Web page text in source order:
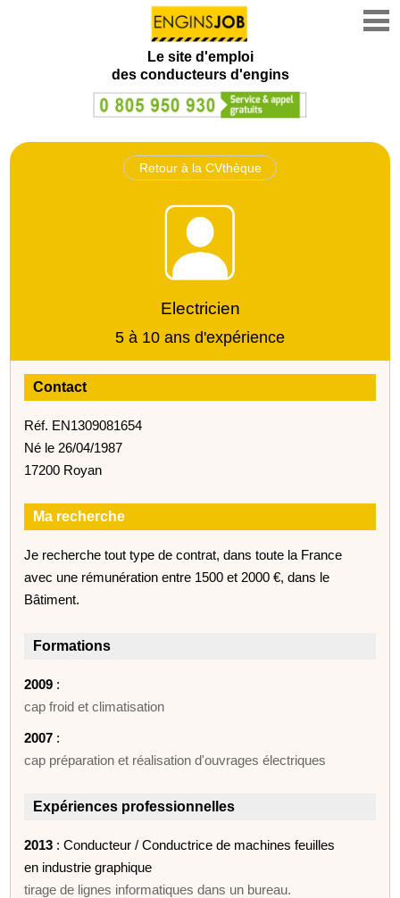
Le site d'emploi
des conducteurs d'engins
Retour à la CVthèque
Electricien
5 à 10 ans d'expérience
Contact
Réf. EN1309081654
Né le 26/04/1987
17200 Royan
Ma recherche
Je recherche tout type de contrat, dans toute la France
avec une rémunération entre 1500 et 2000 €, dans le
Bâtiment.
Formations
2009 :
cap froid et climatisation
2007 :
cap préparation et réalisation d'ouvrages électriques
Expériences professionnelles
2013 : Conducteur / Conductrice de machines feuilles
en industrie graphique
tirage de lignes informatiques dans un bureau.